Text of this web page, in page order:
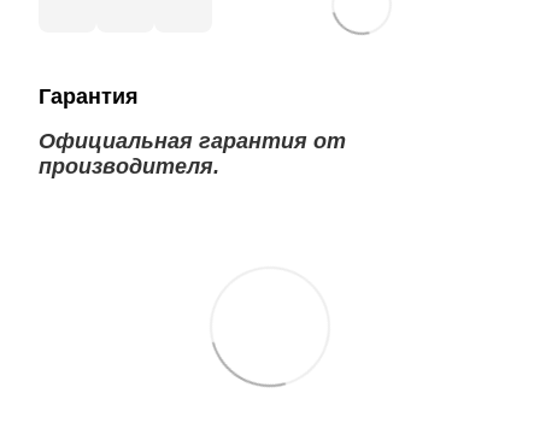
Гарантия
Официальная гарантия от
производителя.